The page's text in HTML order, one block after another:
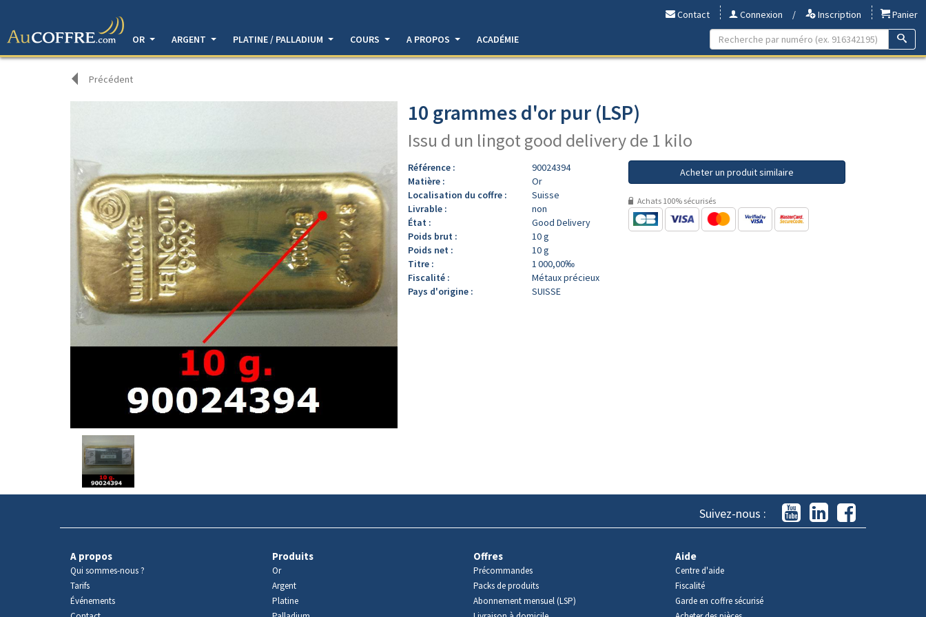
Contact Connexion / Inscription
Panier
OR
ARGENT PLATINE / PALLADIUM COURS A PROPOS ACADÉMIE
Précédent
Avers
produit
10 grammes d'or pur (LSP)
Issu d un lingot good delivery de 1 kilo
Référence :
90024394
Matière :
Or
Localisation du coffre :
Suisse
Livrable :
non
État :
Good Delivery
Poids brut :
10 g
Poids net :
10 g
Titre :
1 000,00‰
Fiscalité :
Métaux précieux
Pays d'origine :
SUISSE
Acheter un produit similaire
Achats 100% sécurisés
Suivez-nous :
A propos
Qui sommes-nous ?
Tarifs
Événements
Produits
Or
Argent
Platine
Offres
Précommandes
Packs de produits
Abonnement mensuel (LSP)
Aide
Centre d'aide
Fiscalité
Garde en coffre sécurisé